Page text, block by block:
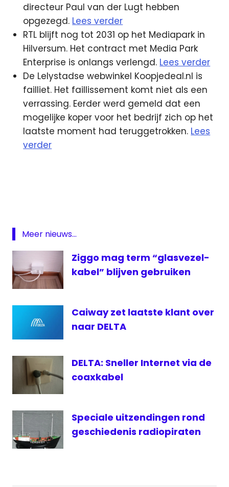
directeur Paul van der Lugt hebben
opgezegd. Lees verder
RTL blijft nog tot 2031 op het Mediapark in
Hilversum. Het contract met Media Park
Enterprise is onlangs verlengd. Lees verder
De Lelystadse webwinkel Koopjedeal.nl is
failliet. Het faillissement komt niet als een
verrassing. Eerder werd gemeld dat een
mogelijke koper voor het bedrijf zich op het
laatste moment had teruggetrokken. Lees
verder
Hélène
Mediapark
rtl
Utrecht
Slam
T-
Veronica
Vodafone
Wilfred
Meer nieuws...
Ziggo mag term “glasvezel-
kabel” blijven gebruiken
Caiway zet laatste klant over
naar DELTA
DELTA: Sneller Internet via de
coaxkabel
Speciale uitzendingen rond
geschiedenis radiopiraten